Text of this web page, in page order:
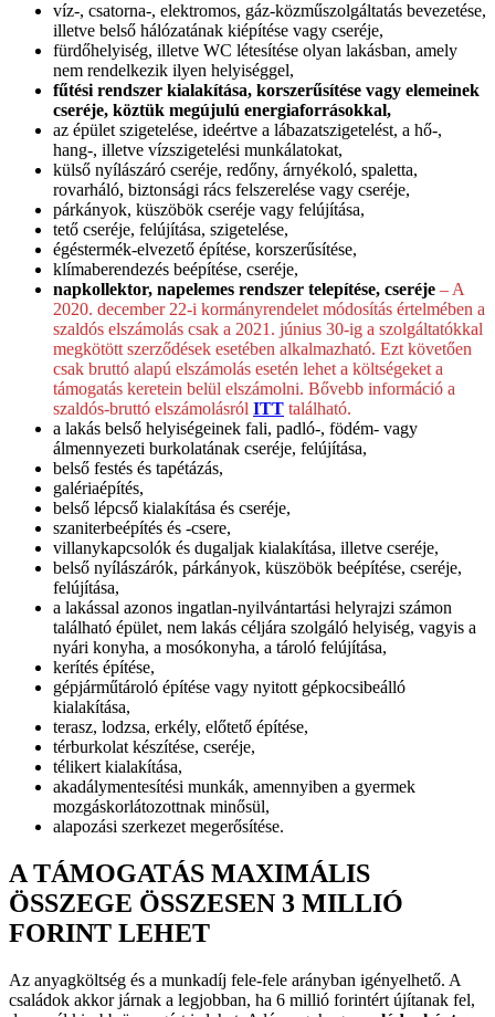
víz-, csatorna-, elektromos, gáz-közműszolgáltatás bevezetése,
illetve belső hálózatának kiépítése vagy cseréje,
fürdőhelyiség, illetve WC létesítése olyan lakásban, amely
nem rendelkezik ilyen helyiséggel,
fűtési rendszer kialakítása, korszerűsítése vagy elemeinek
cseréje, köztük megújulú energiaforrásokkal,
az épület szigetelése, ideértve a lábazatszigetelést, a hő-,
hang-, illetve vízszigetelési munkálatokat,
külső nyílászáró cseréje, redőny, árnyékoló, spaletta,
rovarháló, biztonsági rács felszerelése vagy cseréje,
párkányok, küszöbök cseréje vagy felújítása,
tető cseréje, felújítása, szigetelése,
égéstermék-elvezető építése, korszerűsítése,
klímaberendezés beépítése, cseréje,
napkollektor, napelemes rendszer telepítése, cseréje – A
2020. december 22-i kormányrendelet módosítás értelmében a
szaldós elszámolás csak a 2021. június 30-ig a szolgáltatókkal
megkötött szerződések esetében alkalmazható. Ezt követően
csak bruttó alapú elszámolás esetén lehet a költségeket a
támogatás keretein belül elszámolni. Bővebb információ a
szaldós-bruttó elszámolásról ITT található.
a lakás belső helyiségeinek fali, padló-, födém- vagy
álmennyezeti burkolatának cseréje, felújítása,
belső festés és tapétázás,
galériaépítés,
belső lépcső kialakítása és cseréje,
szaniterbeépítés és -csere,
villanykapcsolók és dugaljak kialakítása, illetve cseréje,
belső nyílászárók, párkányok, küszöbök beépítése, cseréje,
felújítása,
a lakással azonos ingatlan-nyilvántartási helyrajzi számon
található épület, nem lakás céljára szolgáló helyiség, vagyis a
nyári konyha, a mosókonyha, a tároló felújítása,
kerítés építése,
gépjárműtároló építése vagy nyitott gépkocsibeálló
kialakítása,
terasz, lodzsa, erkély, előtető építése,
térburkolat készítése, cseréje,
télikert kialakítása,
akadálymentesítési munkák, amennyiben a gyermek
mozgáskorlátozottnak minősül,
alapozási szerkezet megerősítése.
A TÁMOGATÁS MAXIMÁLIS
ÖSSZEGE ÖSSZESEN 3 MILLIÓ
FORINT LEHET
Az anyagköltség és a munkadíj fele-fele arányban igényelhető. A
családok akkor járnak a legjobban, ha 6 millió forintért újítanak fel,